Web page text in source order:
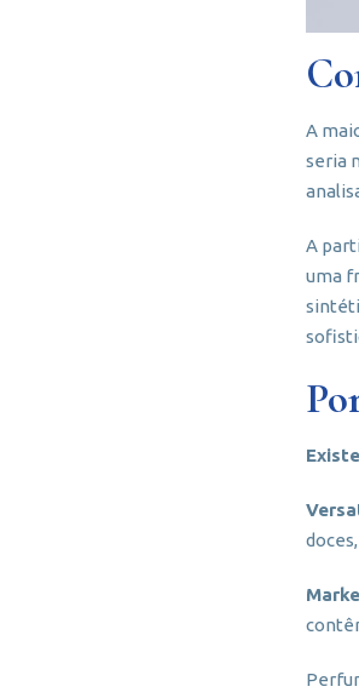
A
seria
A
uma